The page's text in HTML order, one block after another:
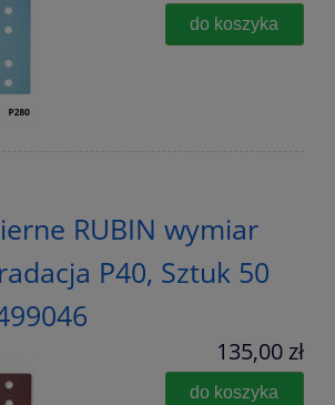
do koszyka
RUBIN wymiar
P40, Sztuk 50
135,00 zł
do koszyka